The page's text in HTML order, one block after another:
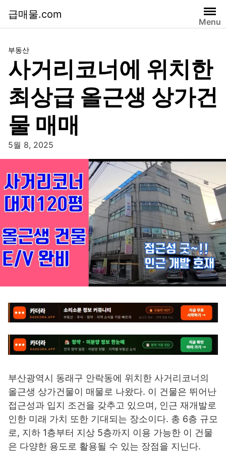
급매물.com
Menu
부동산
사거리코너에 위치한
최상급 올근생 상가건
물 매매
5월 8, 2025
부산광역시 동래구 안락동에 위치한 사거리코너의
올근생 상가건물이 매물로 나왔다. 이 건물은 뛰어난
접근성과 입지 조건을 갖추고 있으며, 인근 재개발로
인한 미래 가치 또한 기대되는 장소이다. 총 6층 규모
로, 지하 1층부터 지상 5층까지 이용 가능한 이 건물
은 다양한 용도로 활용될 수 있는 장점을 지닌다.